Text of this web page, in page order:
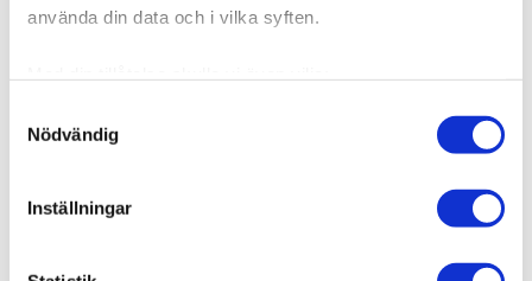
använda din data och i vilka syften.
kan ha en noggrannhet på upp till flera meter
Ta reda på mer om hur dina personliga uppgifter
Nödvändig
Inställningar